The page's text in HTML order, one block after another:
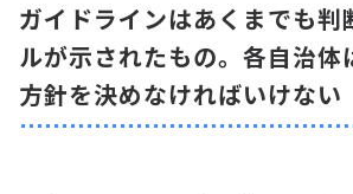
ガイドラインはあくまでも判
ルが示されたもの。各自治体
方針を決めなければいけない